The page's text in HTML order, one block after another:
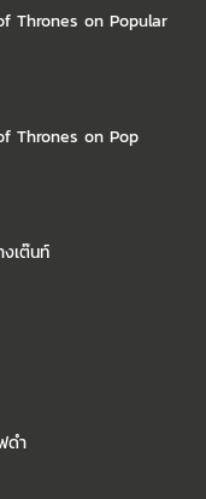
Thrones on Popular
Thrones on Pop
เต๊นท์
ดำ